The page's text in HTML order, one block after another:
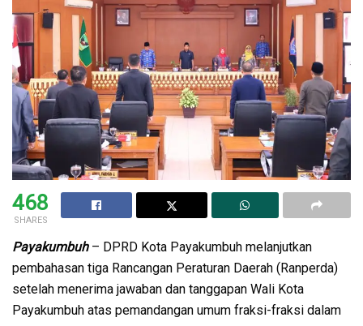
468
SHARES
Payakumbuh– DPRD Kota Payakumbuh melanjutkan
pembahasan tiga Rancangan Peraturan Daerah (Ranperda)
setelah menerima jawaban dan tanggapan Wali Kota
Payakumbuh atas pemandangan umum fraksi-fraksi dalam